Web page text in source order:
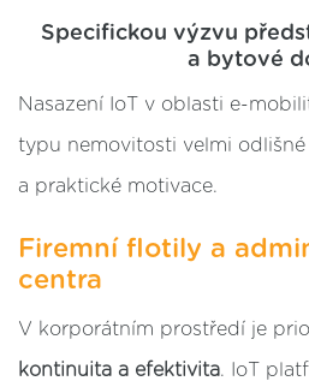
Specifickou výzvu
a bytové
Nasazení IoT v oblasti e-
typu nemovitosti velmi
a praktické motivace.
Firemní flotily a
centra
V korporátním prostředí je
kontinuita a efektivita. IoT